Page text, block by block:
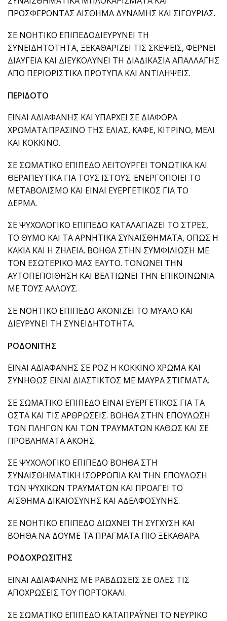
ΠΡΟΣΦΕΡΟΝΤΑΣ ΑΙΣΘΗΜΑ ΔΥΝΑΜΗΣ ΚΑΙ ΣΙΓΟΥΡΙΑΣ.
ΣΕ ΝΟΗΤΙΚΟ ΕΠΙΠΕΔΟΔΙΕΥΡΥΝΕΙ ΤΗ
ΣΥΝΕΙΔΗΤΟΤΗΤΑ, ΞΕΚΑΘΑΡΙΖΕΙ ΤΙΣ ΣΚΕΨΕΙΣ, ΦΕΡΝΕΙ
ΔΙΑΥΓΕΙΑ ΚΑΙ ΔΙΕΥΚΟΛΥΝΕΙ ΤΗ ΔΙΑΔΙΚΑΣΙΑ ΑΠΑΛΛΑΓΗΣ
ΑΠΟ ΠΕΡΙΟΡΙΣΤΙΚΑ ΠΡΟΤΥΠΑ ΚΑΙ ΑΝΤΙΛΗΨΕΙΣ.
ΠΕΡΙΔΟΤΟ
ΕΙΝΑΙ ΑΔΙΑΦΑΝΗΣ ΚΑΙ ΥΠΑΡΧΕΙ ΣΕ ΔΙΑΦΟΡΑ
ΧΡΩΜΑΤΑ:ΠΡΑΣΙΝΟ ΤΗΣ ΕΛΙΑΣ, ΚΑΦΕ, ΚΙΤΡΙΝΟ, ΜΕΛΙ
ΚΑΙ ΚΟΚΚΙΝΟ.
ΣΕ ΣΩΜΑΤΙΚΟ ΕΠΙΠΕΔΟ ΛΕΙΤΟΥΡΓΕΙ ΤΟΝΩΤΙΚΑ ΚΑΙ
ΘΕΡΑΠΕΥΤΙΚΑ ΓΙΑ ΤΟΥΣ ΙΣΤΟΥΣ. ΕΝΕΡΓΟΠΟΙΕΙ ΤΟ
ΜΕΤΑΒΟΛΙΣΜΟ ΚΑΙ ΕΙΝΑΙ ΕΥΕΡΓΕΤΙΚΟΣ ΓΙΑ ΤΟ
ΔΕΡΜΑ.
ΣΕ ΨΥΧΟΛΟΓΙΚΟ ΕΠΙΠΕΔΟ ΚΑΤΑΛΑΓΙΑΖΕΙ ΤΟ ΣΤΡΕΣ,
ΤΟ ΘΥΜΟ ΚΑΙ ΤΑ ΑΡΝΗΤΙΚΑ ΣΥΝΑΙΣΘΗΜΑΤΑ, ΟΠΩΣ Η
ΚΑΚΙΑ ΚΑΙ Η ΖΗΛΕΙΑ. ΒΟΗΘΑ ΣΤΗΝ ΣΥΜΦΙΛΙΩΣΗ ΜΕ
ΤΟΝ ΕΣΩΤΕΡΙΚΟ ΜΑΣ ΕΑΥΤΟ. ΤΟΝΩΝΕΙ ΤΗΝ
ΑΥΤΟΠΕΠΟΙΘΗΣΗ ΚΑΙ ΒΕΛΤΙΩΝΕΙ ΤΗΝ ΕΠΙΚΟΙΝΩΝΙΑ
ΜΕ ΤΟΥΣ ΑΛΛΟΥΣ.
ΣΕ ΝΟΗΤΙΚΟ ΕΠΙΠΕΔΟ ΑΚΟΝΙΖΕΙ ΤΟ ΜΥΑΛΟ ΚΑΙ
ΔΙΕΥΡΥΝΕΙ ΤΗ ΣΥΝΕΙΔΗΤΟΤΗΤΑ.
ΡΟΔΟΝΙΤΗΣ
ΕΙΝΑΙ ΑΔΙΑΦΑΝΗΣ ΣΕ ΡΟΖ Η ΚΟΚΚΙΝΟ ΧΡΩΜΑ ΚΑΙ
ΣΥΝΗΘΩΣ ΕΙΝΑΙ ΔΙΑΣΤΙΚΤΟΣ ΜΕ ΜΑΥΡΑ ΣΤΙΓΜΑΤΑ.
ΣΕ ΣΩΜΑΤΙΚΟ ΕΠΙΠΕΔΟ ΕΙΝΑΙ ΕΥΕΡΓΕΤΙΚΟΣ ΓΙΑ ΤΑ
ΟΣΤΑ ΚΑΙ ΤΙΣ ΑΡΘΡΩΣΕΙΣ. ΒΟΗΘΑ ΣΤΗΝ ΕΠΟΥΛΩΣΗ
ΤΩΝ ΠΛΗΓΩΝ ΚΑΙ ΤΩΝ ΤΡΑΥΜΑΤΩΝ ΚΑΘΩΣ ΚΑΙ ΣΕ
ΠΡΟΒΛΗΜΑΤΑ ΑΚΟΗΣ.
ΣΕ ΨΥΧΟΛΟΓΙΚΟ ΕΠΙΠΕΔΟ ΒΟΗΘΑ ΣΤΗ
ΣΥΝΑΙΣΘΗΜΑΤΙΚΗ ΙΣΟΡΡΟΠΙΑ ΚΑΙ ΤΗΝ ΕΠΟΥΛΩΣΗ
ΤΩΝ ΨΥΧΙΚΩΝ ΤΡΑΥΜΑΤΩΝ ΚΑΙ ΠΡΟΑΓΕΙ ΤΟ
ΑΙΣΘΗΜΑ ΔΙΚΑΙΟΣΥΝΗΣ ΚΑΙ ΑΔΕΛΦΟΣΥΝΗΣ.
ΣΕ ΝΟΗΤΙΚΟ ΕΠΙΠΕΔΟ ΔΙΩΧΝΕΙ ΤΗ ΣΥΓΧΥΣΗ ΚΑΙ
ΒΟΗΘΑ ΝΑ ΔΟΥΜΕ ΤΑ ΠΡΑΓΜΑΤΑ ΠΙΟ ΞΕΚΑΘΑΡΑ.
ΡΟΔΟΧΡΩΣΙΤΗΣ
ΕΙΝΑΙ ΑΔΙΑΦΑΝΗΣ ΜΕ ΡΑΒΔΩΣΕΙΣ ΣΕ ΟΛΕΣ ΤΙΣ
ΑΠΟΧΡΩΣΕΙΣ ΤΟΥ ΠΟΡΤΟΚΑΛΙ.
ΣΕ ΣΩΜΑΤΙΚΟ ΕΠΙΠΕΔΟ ΚΑΤΑΠΡΑΫΝΕΙ ΤΟ ΝΕΥΡΙΚΟ